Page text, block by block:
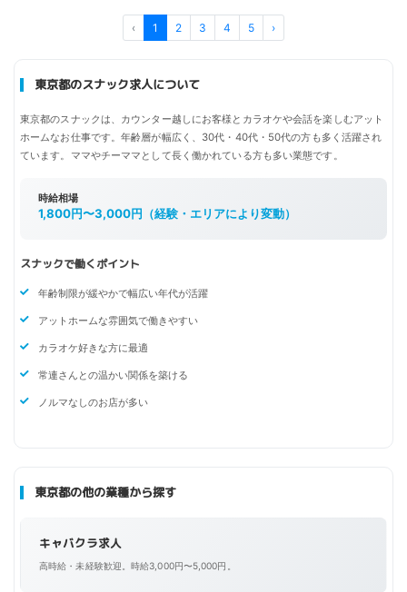
‹ 1 2 3 4 5 ›
東京都のスナック求人について
東京都のスナックは、カウンター越しにお客様とカラオケや会話を楽しむアット
ホームなお仕事です。年齢層が幅広く、30代・40代・50代の方も多く活躍され
ています。ママやチーママとして長く働かれている方も多い業態です。
時給相場
1,800円〜3,000円（経験・エリアにより変動）
スナックで働くポイント
年齢制限が緩やかで幅広い年代が活躍
アットホームな雰囲気で働きやすい
カラオケ好きな方に最適
常連さんとの温かい関係を築ける
ノルマなしのお店が多い
東京都の他の業種から探す
キャバクラ求人
高時給・未経験歓迎。時給3,000円〜5,000円。